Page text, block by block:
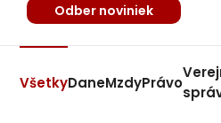
Odber noviniek
VšetkyDaneMzdyPrávo